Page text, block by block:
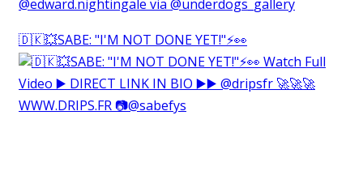
🇩🇰💥SABE: "I'M NOT DONE YET!"⚡️👀⁠